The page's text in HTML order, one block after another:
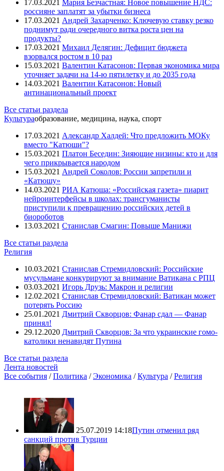
17.03.2021 Мария Безчастная: Новое повышение НДС:
россияне заплатят за убытки бизнеса
17.03.2021 Андрей Захарченко: Ключевую ставку резко
поднимут ради очередного витка роста цен на
продукты?
17.03.2021 Михаил Делягин: Дефицит бюджета
взорвался ростом в 10 раз
15.03.2021 Валентин Катасонов: Первая экономика мира
уточняет задачи на 14-ю пятилетку и до 2035 года
14.03.2021 Валентин Катасонов: Новый
антинациональный проект
Все статьи раздела
Культураобразование, медицина, наука, спорт
17.03.2021 Александр Халдей: Что предложить МОКу
вместо "Катюши"?
15.03.2021 Платон Беседин: Зияющие низины: кто и для
чего прикрывается народом
15.03.2021 Андрей Соколов: России запретили и
«Катюшу»
14.03.2021 РИА Катюша: «Российская газета» пиарит
нейроинтерфейсы в школах: трансгуманисты
приступили к превращению российских детей в
биороботов
13.03.2021 Станислав Смагин: Повыше Манижи
Все статьи раздела
Религия
10.03.2021 Станислав Стремидловский: Российские
мусульмане конкурируют за внимание Ватикана с РПЦ
03.03.2021 Игорь Друзь: Макрон и религии
12.02.2021 Станислав Стремидловский: Ватикан может
потерять Россию
25.01.2021 Дмитрий Скворцов: Фанар сдал — Фанар
принял!
29.12.2020 Дмитрий Скворцов: За что украинские гомо-
католики ненавидят Путина
Все статьи раздела
Лента новостей
Все события /Политика /Экономика /Культура /Религия
25.07.2019 14:18Путин отменил ряд
санкций против Турции